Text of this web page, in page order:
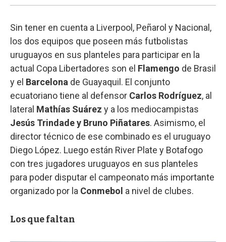
Sin tener en cuenta a Liverpool, Peñarol y Nacional,
los dos equipos que poseen más futbolistas
uruguayos en sus planteles para participar en la
actual Copa Libertadores son el Flamengo de Brasil
y el Barcelona de Guayaquil. El conjunto
ecuatoriano tiene al defensor Carlos Rodríguez, al
lateral Mathías Suárez y a los mediocampistas
Jesús Trindade y Bruno Piñatares. Asimismo, el
director técnico de ese combinado es el uruguayo
Diego López. Luego están River Plate y Botafogo
con tres jugadores uruguayos en sus planteles
para poder disputar el campeonato más importante
organizado por la Conmebol a nivel de clubes.
Los que faltan